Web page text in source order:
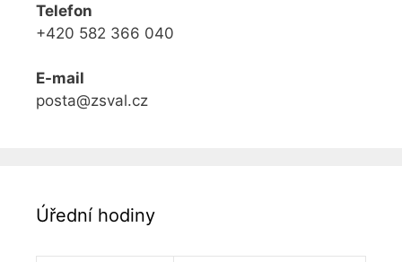
Telefon
+420 582 366 040
E-mail
posta@zsval.cz
Úřední hodiny